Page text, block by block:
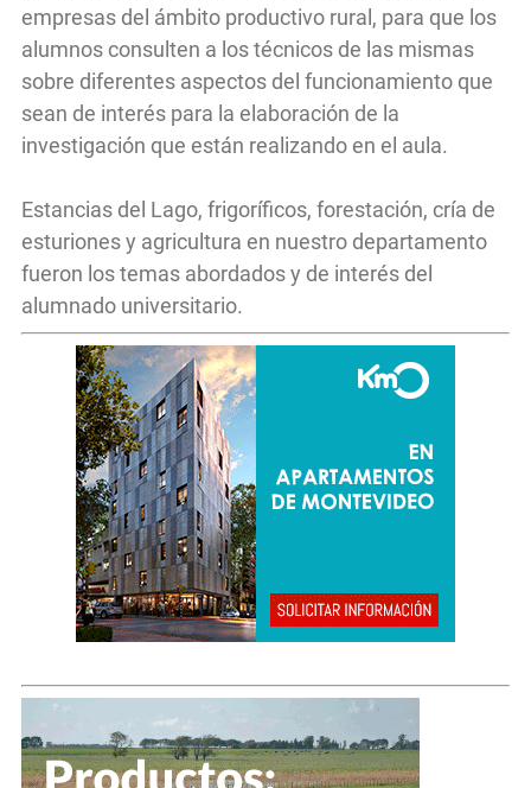
empresas del ámbito productivo rural, para que los
alumnos consulten a los técnicos de las mismas
sobre diferentes aspectos del funcionamiento que
sean de interés para la elaboración de la
investigación que están realizando en el aula.
Estancias del Lago, frigoríficos, forestación, cría de
esturiones y agricultura en nuestro departamento
fueron los temas abordados y de interés del
alumnado universitario.